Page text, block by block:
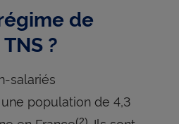
de
?
salariés
population de 4,3
(2)